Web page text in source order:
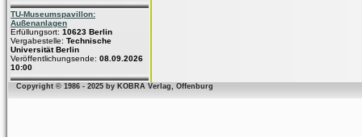
TU-Museumspavillon:
Außenanlagen
Erfüllungsort: 10623 Berlin
Vergabestelle: Technische
Universität Berlin
Veröffentlichungsende: 08.09.2026
10:00
Copyright © 1986 - 2025 by KOBRA Verlag, Offenburg